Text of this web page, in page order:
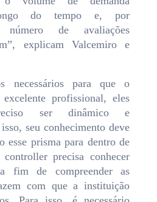
do tempo e, por
número de avaliações
explicam Valcemiro e
necessários para que o
profissional, eles
ser dinâmico e
seu conhecimento deve
esse prisma para dentro de
precisa conhecer
fim de compreender as
com que a instituição